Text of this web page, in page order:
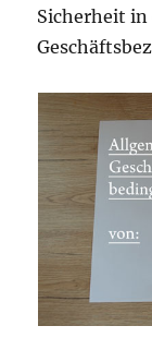
Sicherheit